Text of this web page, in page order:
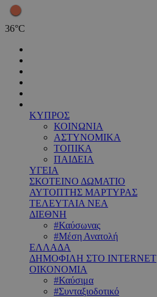
36°C
ΚΥΠΡΟΣ
ΚΟΙΝΩΝΙΑ
ΑΣΤΥΝΟΜΙΚΑ
ΤΟΠΙΚΑ
ΠΑΙΔΕΙΑ
ΥΓΕΙΑ
ΣΚΟΤΕΙΝΟ ΔΩΜΑΤΙΟ
ΑΥΤΟΠΤΗΣ ΜΑΡΤΥΡΑΣ
ΤΕΛΕΥΤΑΙΑ ΝΕΑ
ΔΙΕΘΝΗ
#Καύσωνας
#Μέση Ανατολή
ΕΛΛΑΔΑ
ΔΗΜΟΦΙΛΗ ΣΤΟ INTERNET
ΟΙΚΟΝΟΜΙΑ
#Καύσιμα
#Συνταξιοδοτικό